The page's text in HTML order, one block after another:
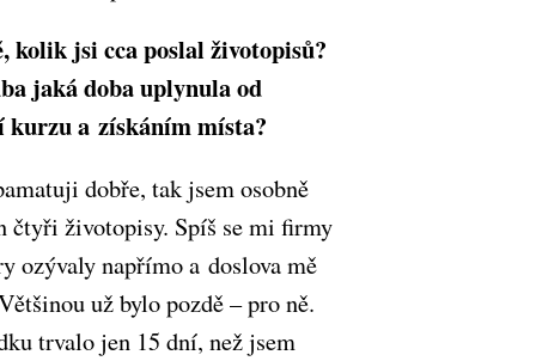
kolik jsi cca poslal životopisů?
jaká doba uplynula od
kurzu a získáním místa?
dobře, tak jsem osobně
čtyři životopisy. Spíš se mi firmy
ozývaly napřímo a doslova mě
už bylo pozdě – pro ně.
trvalo jen 15 dní, než jsem